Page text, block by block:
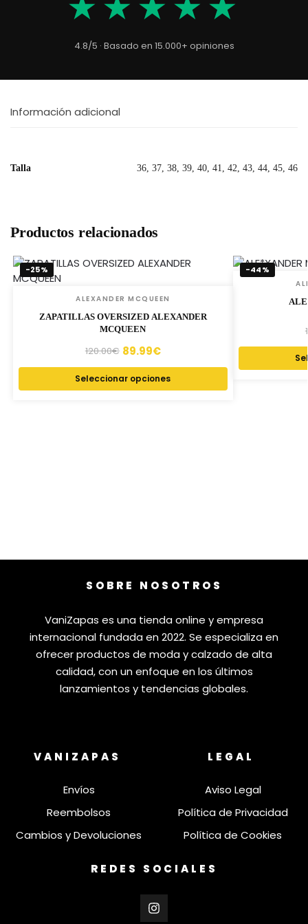
4.8/5 · Basado en 15.000+ opiniones
Información adicional
Talla 36, 37, 38, 39, 40, 41, 42, 43, 44, 45, 46
Productos relacionados
-25%
ALEXANDER MCQUEEN
ZAPATILLAS OVERSIZED ALEXANDER
MCQUEEN
120.00€ 89.99€
Seleccionar opciones
-44%
SOBRE NOSOTROS
VaniZapas es una tienda online y empresa
internacional fundada en 2022. Se especializa en
ofrecer productos de moda y calzado de alta
calidad, con un enfoque en los últimos
lanzamientos y tendencias globales.
VANIZAPAS
Envíos
Reembolsos
Cambios y Devoluciones
LEGAL
Aviso Legal
Política de Privacidad
Política de Cookies
REDES SOCIALES